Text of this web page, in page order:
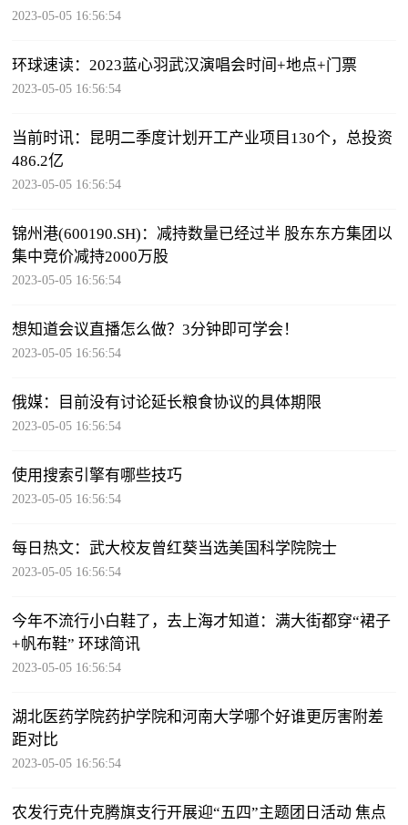
2023-05-05 16:56:54
环球速读：2023蓝心羽武汉演唱会时间+地点+门票
2023-05-05 16:56:54
当前时讯：昆明二季度计划开工产业项目130个，总投资
486.2亿
2023-05-05 16:56:54
锦州港(600190.SH)：减持数量已经过半 股东东方集团以
集中竞价减持2000万股
2023-05-05 16:56:54
想知道会议直播怎么做？3分钟即可学会！
2023-05-05 16:56:54
俄媒：目前没有讨论延长粮食协议的具体期限
2023-05-05 16:56:54
使用搜索引擎有哪些技巧
2023-05-05 16:56:54
每日热文：武大校友曾红葵当选美国科学院院士
2023-05-05 16:56:54
今年不流行小白鞋了，去上海才知道：满大街都穿“裙子
+帆布鞋” 环球简讯
2023-05-05 16:56:54
湖北医药学院药护学院和河南大学哪个好谁更厉害附差
距对比
2023-05-05 16:56:54
农发行克什克腾旗支行开展迎“五四”主题团日活动 焦点